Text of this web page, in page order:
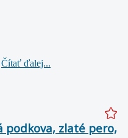
Čítať ďalej...
podkova, zlaté pero,